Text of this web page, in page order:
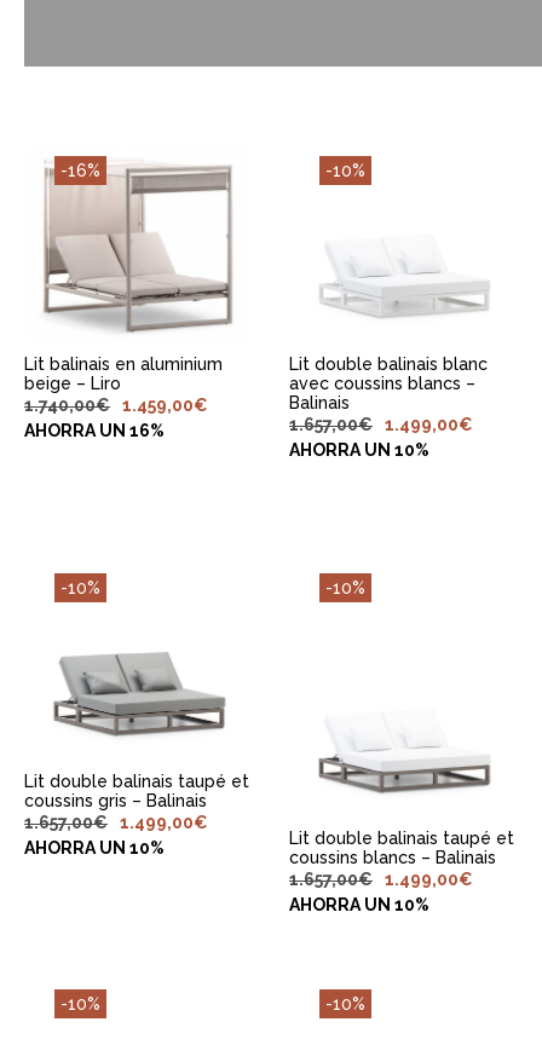
-16%
AJOUTER AU
PANIER
Lit balinais en aluminium
beige – Liro
1.740,00€ 1.459,00€
AHORRA UN 16%
-10%
Lit double balinais blanc
avec coussins blancs –
Balinais
1.657,00€ 1.499,00€
AHORRA UN 10%
-10%
AJOUTER AU
PANIER
Lit double balinais taupé et
coussins gris – Balinais
1.657,00€ 1.499,00€
AHORRA UN 10%
-10%
Lit double balinais taupé et
coussins blancs – Balinais
1.657,00€ 1.499,00€
AHORRA UN 10%
-10% -10%